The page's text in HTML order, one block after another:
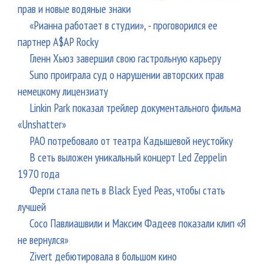
прав и новые водяные знаки
«Рианна работает в студии», - проговорился ее
партнер A$AP Rocky
Гленн Хьюз завершил свою гастрольную карьеру
Suno проиграла суд о нарушении авторских прав
немецкому лицензиату
Linkin Park показал трейлер документального фильма
«Unshatter»
РАО потребовало от театра Кадышевой неустойку
В сеть выложен уникальный концерт Led Zeppelin
1970 года
Ферги стала петь в Black Eyed Peas, чтобы стать
лучшей
Сосо Павлиашвили и Максим Фадеев показали клип «Я
не вернулся»
Zivert дебютировала в большом кино